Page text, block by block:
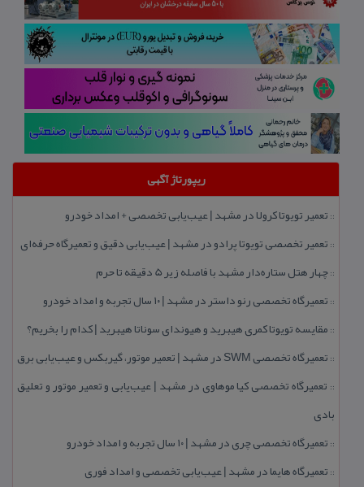
ریپورتاژ آگهی
:: تعمیر تویوتا كرولا در مشهد | عیب‌یابی تخصصی + امداد خودرو
:: تعمیر تخصصی تویوتا پرادو در مشهد | عیب‌یابی دقیق و تعمیرگاه حرفه‌ای
::چهار هتل‌ ستاره‌دار مشهد با فاصله زیر 5 دقیقه تا حرم
:: تعمیرگاه تخصصی رنو داستر در مشهد | ۱۰ سال تجربه و امداد خودرو
:: مقایسه تویوتا كمری هیبرید و هیوندای سوناتا هیبرید | كدام را بخریم؟
:: تعمیرگاه تخصصی SWM در مشهد | تعمیر موتور، گیربكس و عیب‌یابی برق
:: تعمیرگاه تخصصی كیا موهاوی در مشهد | عیب‌یابی و تعمیر موتور و تعلیق
بادی
:: تعمیرگاه تخصصی چری در مشهد | ۱۰ سال تجربه و امداد خودرو
:: تعمیرگاه هایما در مشهد | عیب‌یابی تخصصی و امداد فوری